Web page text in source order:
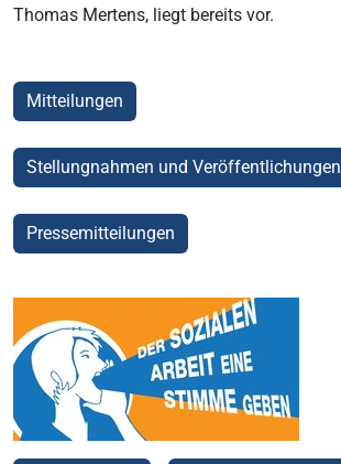
Thomas Mertens, liegt bereits vor.
Mitteilungen
Stellungnahmen und Veröffentlichungen
Pressemitteilungen